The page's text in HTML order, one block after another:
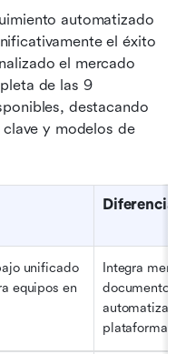
automatizado
el éxito
el mercado
de las 9
destacando
y modelos de
unificado
equipos en
Integra
documentos y
plataforma